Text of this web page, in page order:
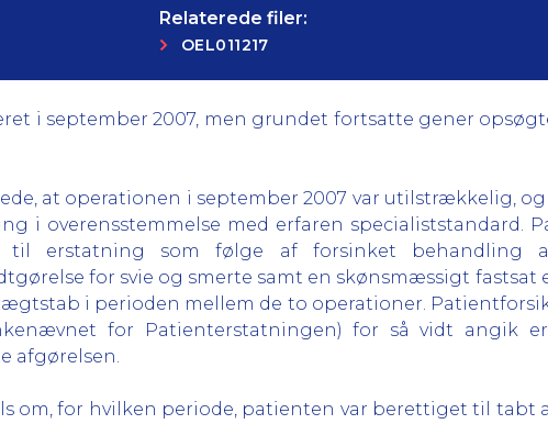
Relaterede filer:
OEL011217
i september 2007, men grundet fortsatte gener
at operationen i september 2007 var utilstrækkelig,
i overensstemmelse med erfaren specialiststandard.
erstatning som følge af forsinket behandling
for svie og smerte samt en skønsmæssigt fastsat
i perioden mellem de to operationer.
for Patienterstatningen) for så vidt angik
afgørelsen.
om, for hvilken periode, patienten var berettiget til tabt